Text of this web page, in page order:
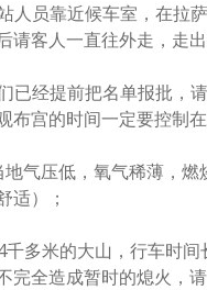
人员靠近候车室，在拉
请客人一直往外走，走
已经提前把名单报批，
布宫的时间一定要控制
气压低，氧气稀薄，
适）；
多米的大山，行车时
完全造成暂时的熄火，